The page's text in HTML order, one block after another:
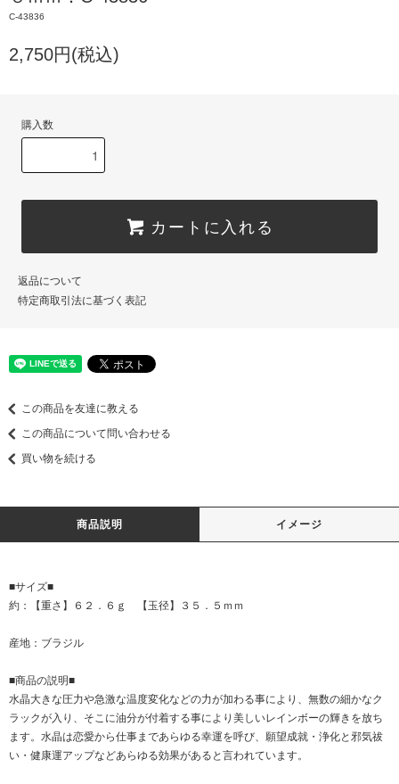
C-43836
2,750円(税込)
購入数
カートに入れる
返品について
特定商取引法に基づく表記
この商品を友達に教える
この商品について問い合わせる
買い物を続ける
商品説明 イメージ
■サイズ■
約：【重さ】６２．６ｇ 【玉径】３５．５ｍｍ
産地：ブラジル
■商品の説明■
水晶大きな圧力や急激な温度変化などの力が加わる事により、無数の細かなク
ラックが入り、そこに油分が付着する事により美しいレインボーの輝きを放ち
ます。水晶は恋愛から仕事まであらゆる幸運を呼び、願望成就・浄化と邪気祓
い・健康運アップなどあらゆる効果があると言われています。